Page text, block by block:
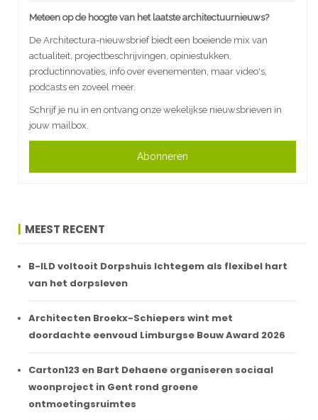
Meteen op de hoogte van het laatste architectuurnieuws?
De Architectura-nieuwsbrief biedt een boeiende mix van
actualiteit, projectbeschrijvingen, opiniestukken,
productinnovaties, info over evenementen, maar video's,
podcasts en zoveel meer.
Schrijf je nu in en ontvang onze wekelijkse nieuwsbrieven in
jouw mailbox.
Abonneren
MEEST RECENT
B-ILD voltooit Dorpshuis Ichtegem als flexibel hart
van het dorpsleven
Architecten Broekx-Schiepers wint met
doordachte eenvoud Limburgse Bouw Award 2026
Carton123 en Bart Dehaene organiseren sociaal
woonproject in Gent rond groene
ontmoetingsruimtes